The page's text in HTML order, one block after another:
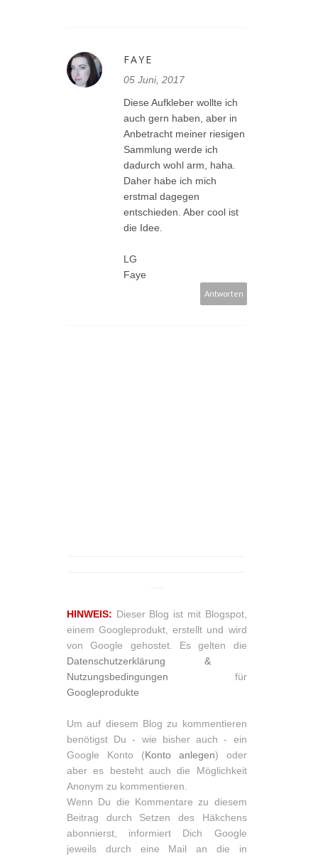
FAYE
05 Juni, 2017
Diese Aufkleber wollte ich
auch gern haben, aber in
Anbetracht meiner riesigen
Sammlung werde ich
dadurch wohl arm, haha.
Daher habe ich mich
erstmal dagegen
entschieden. Aber cool ist
die Idee.
LG
Faye
Antworten
HINWEIS: Dieser Blog ist mit Blogspot,
einem Googleprodukt, erstellt und wird
von Google gehostet. Es gelten die
Datenschutzerklärung &
Nutzungsbedingungen
für
Googleprodukte
Um auf diesem Blog zu kommentieren
benötigst Du - wie bisher auch - ein
Google Konto (Konto anlegen) oder
aber es besteht auch die Möglichkeit
Anonym zu kommentieren.
Wenn Du die Kommentare zu diesem
Beitrag durch Setzen des Häkchens
abonnierst, informiert Dich Google
jeweils durch eine Mail an die in